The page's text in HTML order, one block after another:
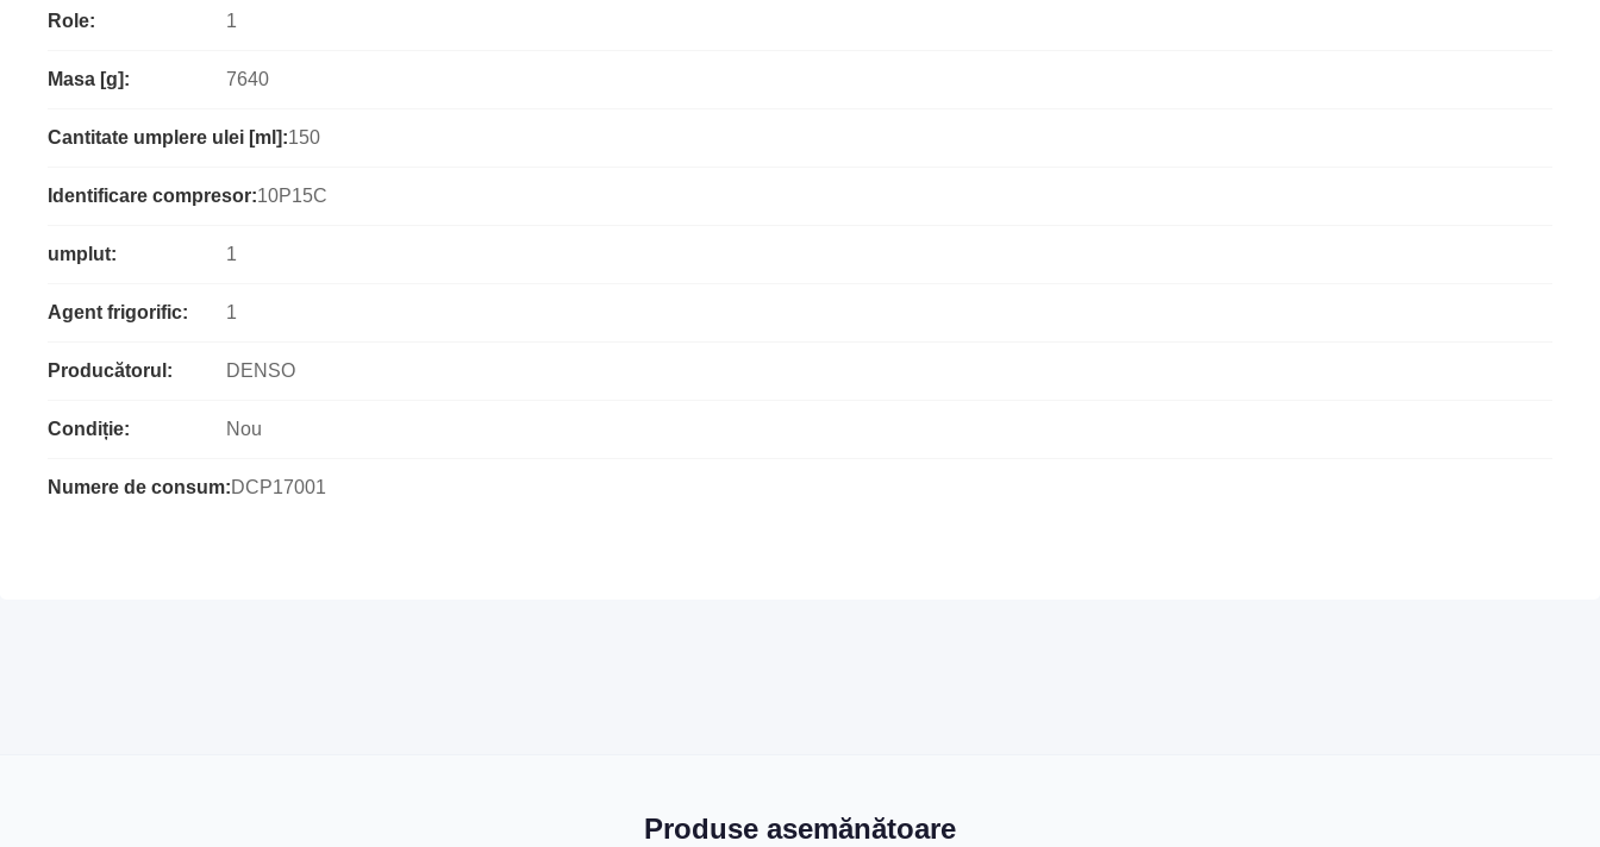
Role: 1
Masa [g]: 7640
Cantitate umplere ulei [ml]:150
Identificare compresor:10P15C
umplut: 1
Agent frigorific: 1
Producătorul: DENSO
Condiție: Nou
Numere de consum:DCP17001
Produse asemănătoare